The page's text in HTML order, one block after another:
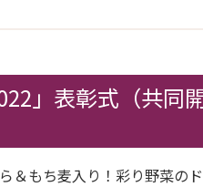
」表彰式（共同
もち麦入り！彩り野菜のド